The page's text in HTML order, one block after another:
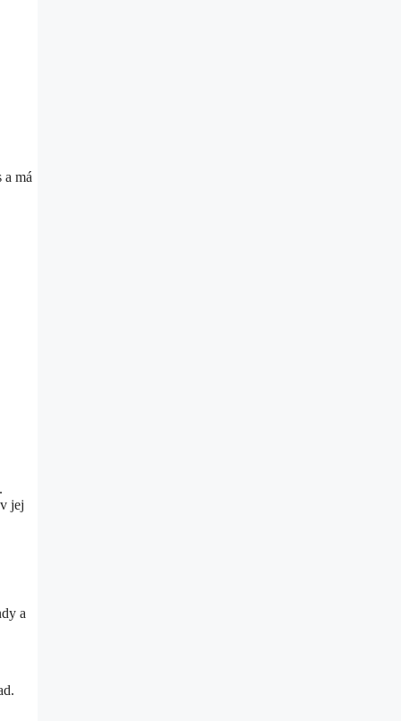
a má
jej
a